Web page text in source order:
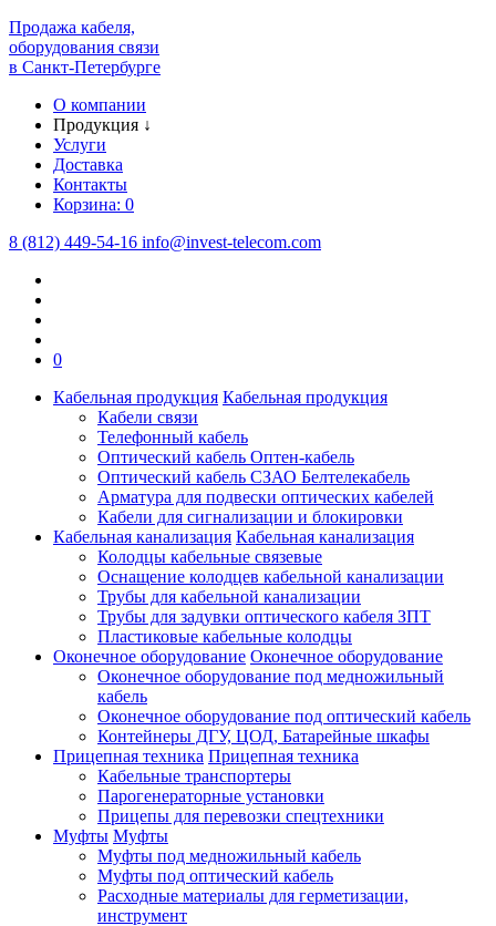
Продажа кабеля,
оборудования связи
в Санкт-Петербурге
О компании
Продукция ↓
Услуги
Доставка
Контакты
Корзина: 0
8 (812) 449-54-16 info@invest-telecom.com
0
Кабельная продукция Кабельная продукция
Кабели связи
Телефонный кабель
Оптический кабель Оптен-кабель
Оптический кабель СЗАО Белтелекабель
Арматура для подвески оптических кабелей
Кабели для сигнализации и блокировки
Кабельная канализация Кабельная канализация
Колодцы кабельные связевые
Оснащение колодцев кабельной канализации
Трубы для кабельной канализации
Трубы для задувки оптического кабеля ЗПТ
Пластиковые кабельные колодцы
Оконечное оборудование Оконечное оборудование
Оконечное оборудование под медножильный
кабель
Оконечное оборудование под оптический кабель
Контейнеры ДГУ, ЦОД, Батарейные шкафы
Прицепная техника Прицепная техника
Кабельные транспортеры
Парогенераторные установки
Прицепы для перевозки спецтехники
Муфты Муфты
Муфты под медножильный кабель
Муфты под оптический кабель
Расходные материалы для герметизации,
инструмент